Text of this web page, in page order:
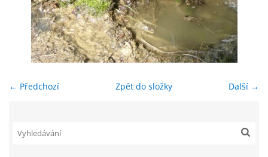
ŠKOLNÍ DRUŽINA
ŠKOLNÍ JÍDELNA
← Předchozí Další →
Zpět do složky